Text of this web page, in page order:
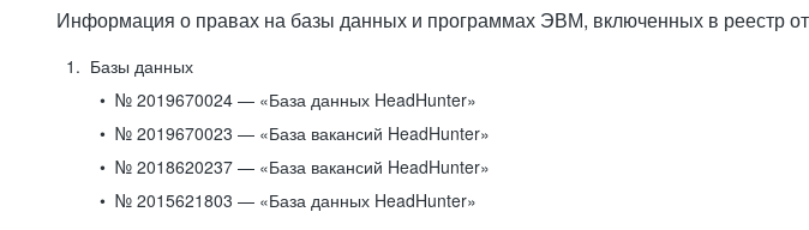
Информация о правах на базы данных и программах ЭВМ, включенных в реестр
Базы данных
№ 2019670024 — «База данных HeadHunter»
№ 2019670023 — «База вакансий HeadHunter»
№ 2018620237 — «База вакансий HeadHunter»
№ 2015621803 — «База данных HeadHunter»